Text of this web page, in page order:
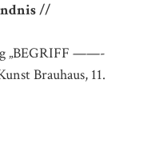
//
„BEGRIFF ——-
Brauhaus, 11.